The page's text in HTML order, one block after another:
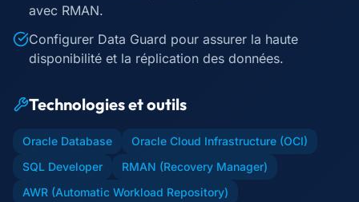
avec RMAN.
Configurer Data Guard pour assurer la haute
disponibilité et la réplication des données.
Technologies et outils
Oracle Database
Oracle Cloud Infrastructure (OCI)
SQL Developer
RMAN (Recovery Manager)
AWR (Automatic Workload Repository)